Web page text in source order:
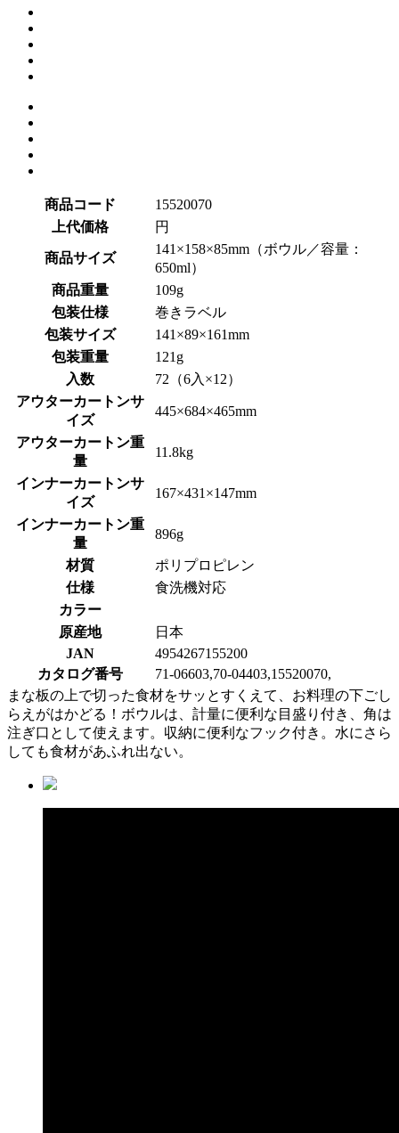
商品コード
15520070
上代価格
円
商品サイズ
141×158×85mm（ボウル／容量：
650ml）
商品重量
109g
包装仕様
巻きラベル
包装サイズ
141×89×161mm
包装重量
121g
入数
72（6入×12）
アウターカートンサ
イズ
445×684×465mm
アウターカートン重
量
11.8kg
インナーカートンサ
イズ
167×431×147mm
インナーカートン重
量
896g
材質
ポリプロピレン
仕様
食洗機対応
カラー
原産地
日本
JAN
4954267155200
カタログ番号
71-06603,70-04403,15520070,
まな板の上で切った食材をサッとすくえて、お料理の下ごし
らえがはかどる！ボウルは、計量に便利な目盛り付き、角は
注ぎ口として使えます。収納に便利なフック付き。水にさら
しても食材があふれ出ない。